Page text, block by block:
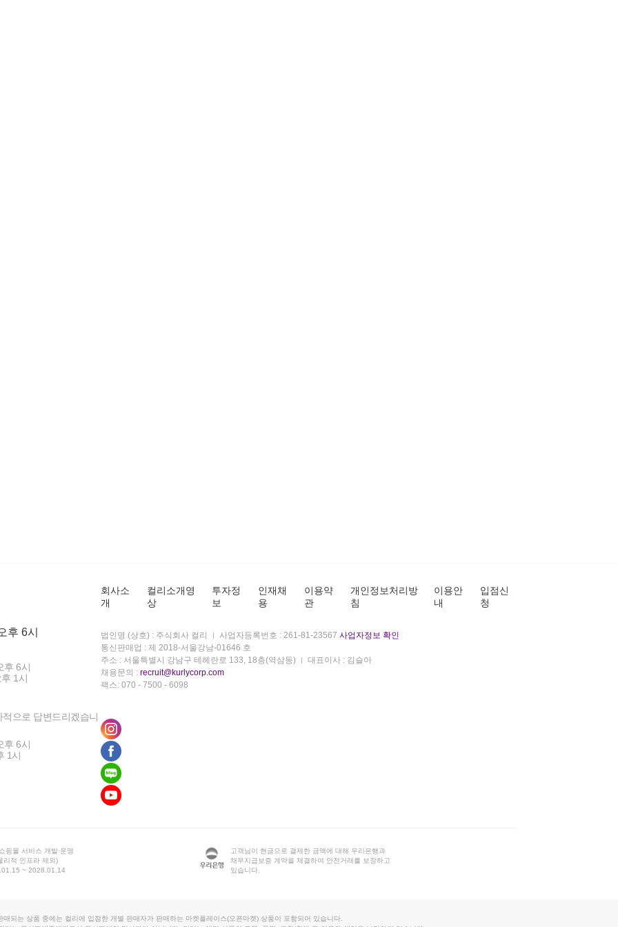
후 6시
후 6시
1시
으로 답변드리겠습니
후 6시
1시
회사소
개
컬리소개영
상
투자정
보
인재채
용
이용약
관
개인정보처리방
침
이용안
내
입점신
청
법인명 (상호) : 주식회사 컬리 사업자등록번호 : 261-81-23567 사업자정보 확인
통신판매업 : 제 2018-서울강남-01646 호
주소 : 서울특별시 강남구 테헤란로 133, 18층(역삼동)
대표이사 : 김슬아
채용문의 : recruit@kurlycorp.com
팩스: 070 - 7500 - 6098
핑몰 서비스 개발·운영
리적 인프라 제외)
~ 2028.01.14
고객님이 현금으로 결제한 금액에 대해 우리은행과
채무지급보증 계약을 체결하여 안전거래를 보장하고
있습니다.
매되는 상품 중에는 컬리에 입점한 개별 판매자가 판매하는 마켓플레이스(오픈마켓) 상품이 포함되어 있습니다.